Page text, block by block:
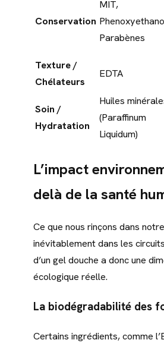
Conservation
MIT,
Parabènes
Texture /
Chélateurs
EDTA
Soin /
Hydratation
Huiles
(Paraffinum
Liquidum)
L’impact
delà de la santé
Ce que nous rinçons dans
inévitablement dans les
d’un gel douche a donc une
écologique réelle.
La biodégradabilité des
Certains ingrédients, comme